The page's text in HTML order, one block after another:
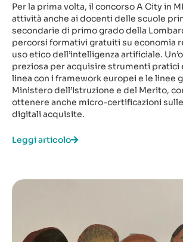
Per la prima volta, il concorso A City in
attività anche ai docenti delle scuole
secondarie di primo grado della
percorsi formativi gratuiti su economia
uso etico dell’intelligenza artificiale.
preziosa per acquisire strumenti pratici
linea con i framework europei e le linee
Ministero dell’Istruzione e del Merito,
ottenere anche micro-certificazioni
digitali acquisite.
Leggi articolo